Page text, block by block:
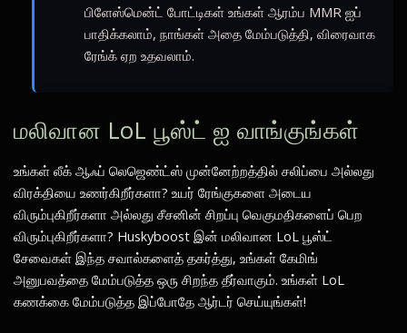
பிளேஸ்மென்ட் போட்டிகள் உங்கள் ஆரம்ப MMR ஐப்
பாதிக்கலாம், நாங்கள் அதை மேம்படுத்தி, விரைவாக
ரேங்க் ஏற உதவலாம்.
மலிவான LoL பூஸ்ட் ஐ வாங்குங்கள்
உங்கள் லீக் ஆஃப் லெஜெண்ட்ஸ் முன்னேற்றத்தில் சலிப்பை அல்லது
விரக்தியை உணர்கிறீர்களா? உயர் ரேங்குகளை அடைய
விரும்புகிறீர்களா அல்லது சீசனின் சிறப்பு வெகுமதிகளைப் பெற
விரும்புகிறீர்களா? Huskyboost இன் மலிவான LoL பூஸ்ட்
சேவைகள் இந்த சவால்களைத் தகர்த்து, உங்கள் கேமிங்
அனுபவத்தை மேம்படுத்த ஒரு சிறந்த தீர்வாகும். உங்கள் LoL
கணக்கை மேம்படுத்த இப்போதே ஆர்டர் செய்யுங்கள்!